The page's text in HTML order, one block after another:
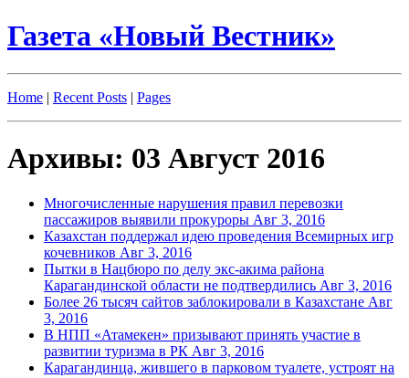
Газета «Новый Вестник»
Home | Recent Posts | Pages
Архивы: 03 Август 2016
Многочисленные нарушения правил перевозки
пассажиров выявили прокуроры Авг 3, 2016
Казахстан поддержал идею проведения Всемирных игр
кочевников Авг 3, 2016
Пытки в Нацбюро по делу экс-акима района
Карагандинской области не подтвердились Авг 3, 2016
Более 26 тысяч сайтов заблокировали в Казахстане Авг
3, 2016
В НПП «Атамекен» призывают принять участие в
развитии туризма в РК Авг 3, 2016
Карагандинца, жившего в парковом туалете, устроят на